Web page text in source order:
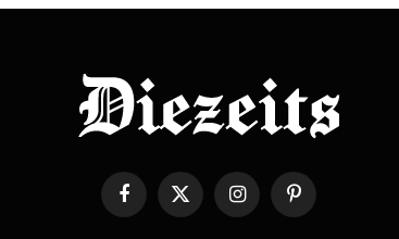
Facebook
X
(Twitter)
InstagramPinterest